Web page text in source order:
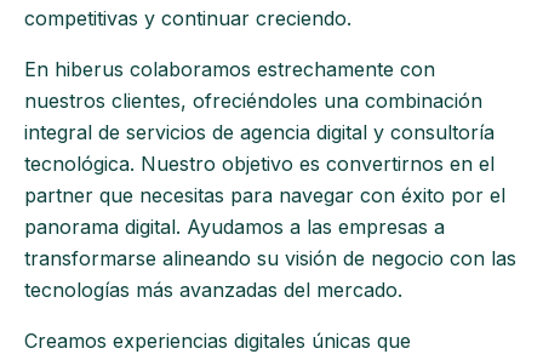
competitivas y continuar creciendo.
En hiberus colaboramos estrechamente con
nuestros clientes, ofreciéndoles una combinación
integral de servicios de agencia digital y consultoría
tecnológica. Nuestro objetivo es convertirnos en el
partner que necesitas para navegar con éxito por el
panorama digital. Ayudamos a las empresas a
transformarse alineando su visión de negocio con las
tecnologías más avanzadas del mercado.
Creamos experiencias digitales únicas que